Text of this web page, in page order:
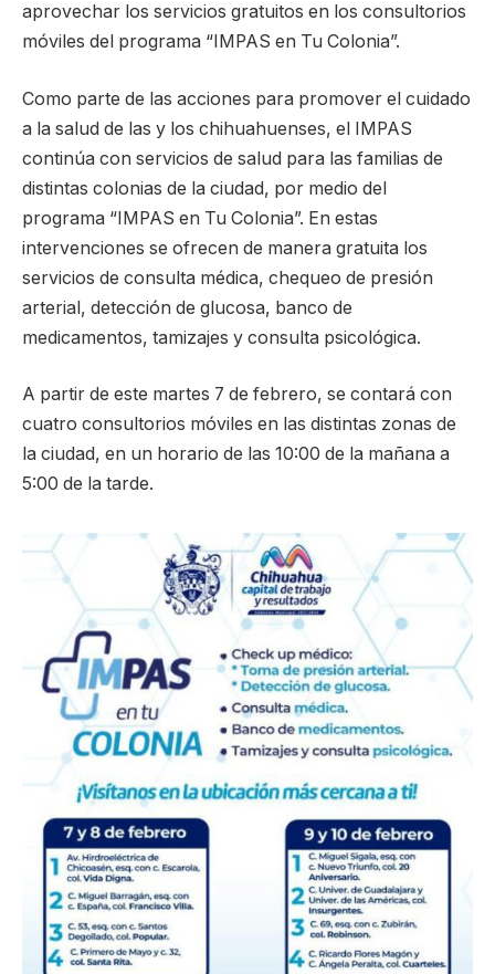
aprovechar los servicios gratuitos en los consultorios
móviles del programa “IMPAS en Tu Colonia”.
Como parte de las acciones para promover el cuidado
a la salud de las y los chihuahuenses, el IMPAS
continúa con servicios de salud para las familias de
distintas colonias de la ciudad, por medio del
programa “IMPAS en Tu Colonia”. En estas
intervenciones se ofrecen de manera gratuita los
servicios de consulta médica, chequeo de presión
arterial, detección de glucosa, banco de
medicamentos, tamizajes y consulta psicológica.
A partir de este martes 7 de febrero, se contará con
cuatro consultorios móviles en las distintas zonas de
la ciudad, en un horario de las 10:00 de la mañana a
5:00 de la tarde.